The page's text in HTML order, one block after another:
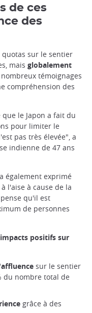
de ces
des
sur le sentier
mais globalement
nombreux témoignages
compréhension des
que le Japon a fait du
pour limiter le
pas très élevée", a
indienne de 47 ans
également exprimé
l'aise à cause de la
qu'il est
de personnes
impacts positifs sur
sur le sentier
du nombre total de
grâce à des